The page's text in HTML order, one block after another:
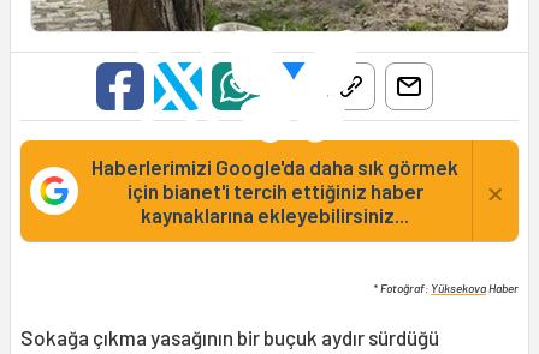
Haberlerimizi Google'da daha sık görmek
için bianet'i tercih ettiğiniz haber
kaynaklarına ekleyebilirsiniz...
×
* Fotoğraf: YüksekovaHaber
Sokağa çıkma yasağının bir buçuk aydır sürdüğü